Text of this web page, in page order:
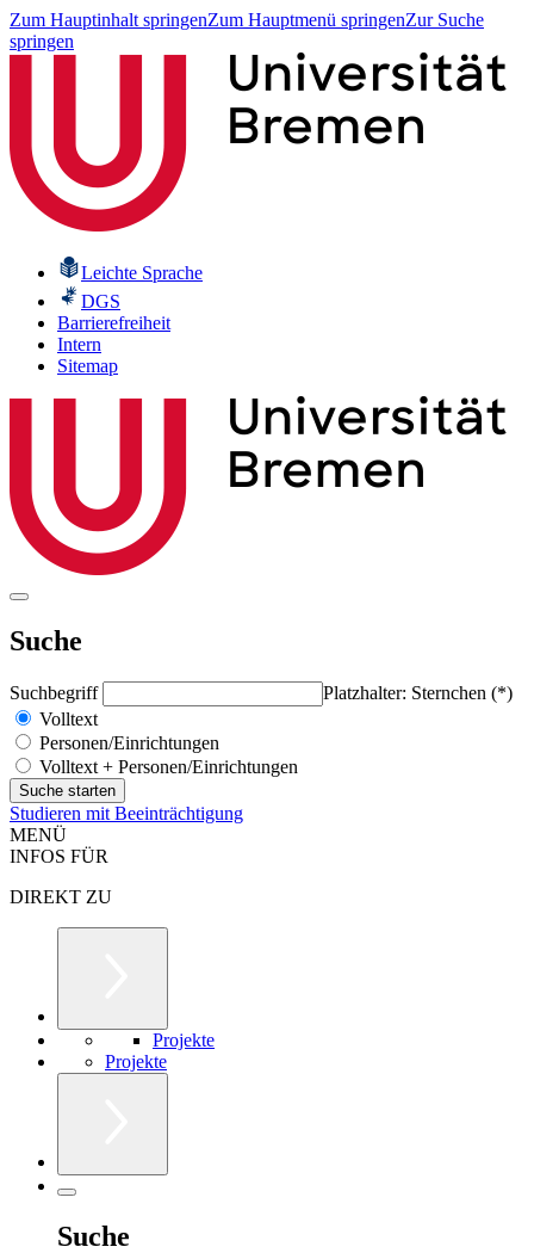
Zum Hauptinhalt springenZum Hauptmenü springenZur Suche
springen
Leichte Sprache
DGS
Barrierefreiheit
Intern
Sitemap
Suche
Suchbegriff
Platzhalter: Sternchen (*)
Volltext
Personen/Einrichtungen
Volltext + Personen/Einrichtungen
Studieren mit Beeinträchtigung
MENÜ
INFOS FÜR
DIREKT ZU
Projekte
Projekte
Suche